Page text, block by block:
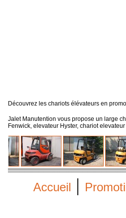
Découvrez les chariots élévateurs en
Jalet Manutention vous propose un large
Fenwick, elevateur Hyster, chariot
Accueil |